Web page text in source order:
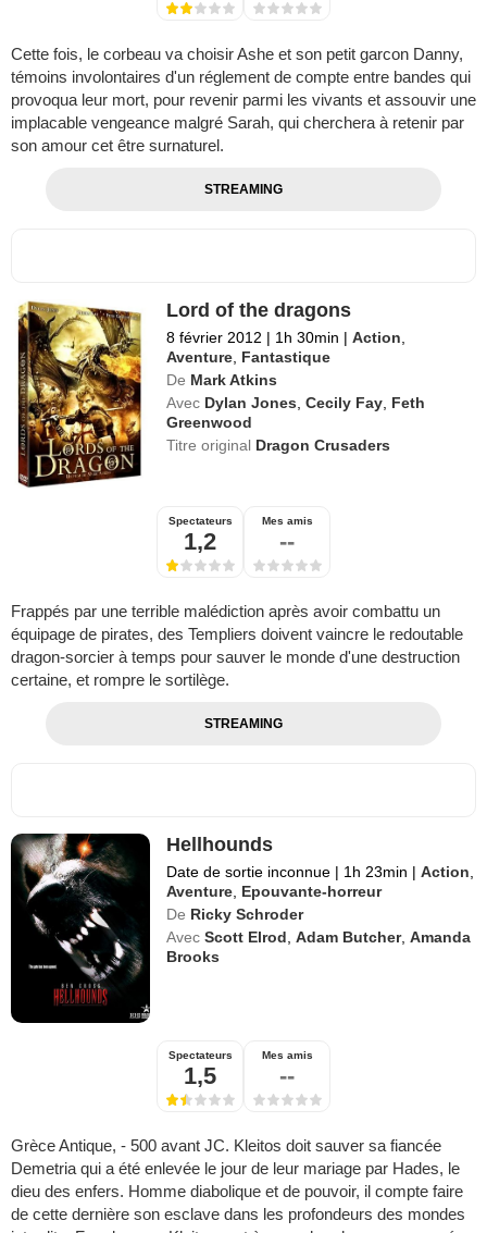
Cette fois, le corbeau va choisir Ashe et son petit garcon Danny,
témoins involontaires d'un réglement de compte entre bandes qui
provoqua leur mort, pour revenir parmi les vivants et assouvir une
implacable vengeance malgré Sarah, qui cherchera à retenir par
son amour cet être surnaturel.
STREAMING
Lord of the dragons
8 février 2012 | 1h 30min | Action,
Aventure, Fantastique
De Mark Atkins
Avec Dylan Jones,Cecily Fay, Feth
Greenwood
Titre original Dragon Crusaders
Spectateurs
1,2
Mes amis
--
Frappés par une terrible malédiction après avoir combattu un
équipage de pirates, des Templiers doivent vaincre le redoutable
dragon-sorcier à temps pour sauver le monde d'une destruction
certaine, et rompre le sortilège.
STREAMING
Hellhounds
Date de sortie inconnue | 1h 23min | Action,
Aventure, Epouvante-horreur
De Ricky Schroder
Avec Scott Elrod,Adam Butcher,Amanda
Brooks
Spectateurs
1,5
Mes amis
--
Grèce Antique, - 500 avant JC. Kleitos doit sauver sa fiancée
Demetria qui a été enlevée le jour de leur mariage par Hades, le
dieu des enfers. Homme diabolique et de pouvoir, il compte faire
de cette dernière son esclave dans les profondeurs des mondes